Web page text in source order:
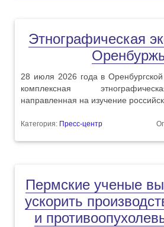
Этнографическая
28 июля 2026 года в Оренбургской
комплексная
направленная на изучение
Категория: Пресс-центр
Пермские ученые
ускорить
и